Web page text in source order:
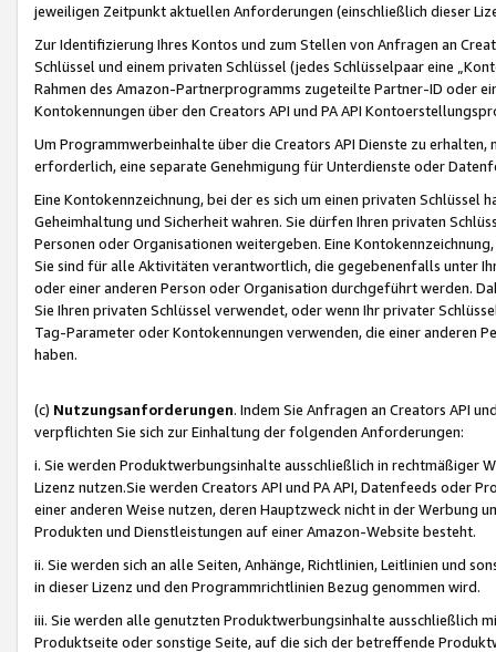
jeweiligen Zeitpunkt aktuellen Anforderungen (einschließlich dieser
Zur Identifizierung Ihres Kontos und zum Stellen von Anfragen an
Schlüssel und einem privaten Schlüssel (jedes Schlüsselpaar eine
Rahmen des Amazon-Partnerprogramms zugeteilte Partner-ID oder
Kontokennungen über den Creators API und PA API
Um Programmwerbeinhalte über die Creators API Dienste zu
erforderlich, eine separate Genehmigung für Unterdienste oder
Eine Kontokennzeichnung, bei der es sich um einen privaten
Geheimhaltung und Sicherheit wahren. Sie dürfen Ihren privaten
Personen oder Organisationen weitergeben. Eine
Sie sind für alle Aktivitäten verantwortlich, die gegebenenfalls unter
oder einer anderen Person oder Organisation durchgeführt werden.
Sie Ihren privaten Schlüssel verwendet, oder wenn Ihr privater
Tag-Parameter oder Kontokennungen verwenden, die einer anderen
haben.
(c) Nutzungsanforderungen. Indem Sie Anfragen an Creators API
verpflichten Sie sich zur Einhaltung der folgenden Anforderungen:
i. Sie werden Produktwerbungsinhalte ausschließlich in rechtmäßiger
Lizenz nutzen.Sie werden Creators API und PA API, Datenfeeds oder
einer anderen Weise nutzen, deren Hauptzweck nicht in der Werbung
Produkten und Dienstleistungen auf einer Amazon-Website besteht.
ii. Sie werden sich an alle Seiten, Anhänge, Richtlinien, Leitlinien und
in dieser Lizenz und den Programmrichtlinien Bezug genommen wird.
iii. Sie werden alle genutzten Produktwerbungsinhalte ausschließlich
Produktseite oder sonstige Seite, auf die sich der betreffende